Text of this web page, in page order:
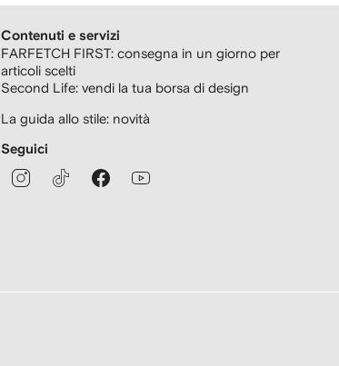
Contenuti e servizi
FARFETCH FIRST: consegna in un giorno per
articoli scelti
Second Life: vendi la tua borsa di design
La guida allo stile: novità
Seguici